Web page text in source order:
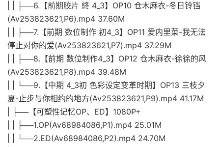
| | ├──6.【前期胶片 終 4_3】OP10 仓木麻衣-冬日铃铛
(Av253823621,P6).mp4 37.60M
| | ├──7.【前期 数位制作 初4_3】OP11 爱内里菜-我无法
停止对你的爱(Av253823621,P7).mp4 37.29M
| | ├──8.【前期 数位制作4_3】OP12 仓木麻衣-徐徐的风
(Av253823621,P8).mp4 39.48M
| | └──9.【中期 4_3初 色彩设定变革时期】OP13 三枝夕
夏-止步与你相约的地方(Av253823621,P9).mp4 41.17M
| ├──【可塑性记忆OP、ED】1080P+
| | ├──1.OP(Av68984086,P1).mp4 25.01M
| | └──2.ED(Av68984086,P2).mp4 24.70M